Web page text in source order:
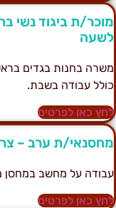
עבודה בשבת.
כאן לפרטים
ת ערב –
על מחשב במחסן
כאן לפרטים